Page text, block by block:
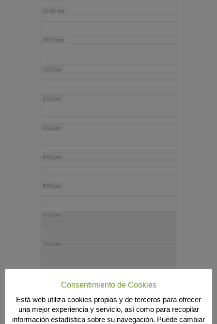
11:00 am
12:00 pm
1:00 pm
2:00 pm
3:00 pm
4:00 pm
5:00 pm
6:00 pm
7:00 pm
9:00 pm
Consentimiento de Cookies
Está web utiliza cookies propias y de terceros para ofrecer
una mejor experiencia y servicio, así como para recopilar
información estadística sobre su navegación. Puede cambiar